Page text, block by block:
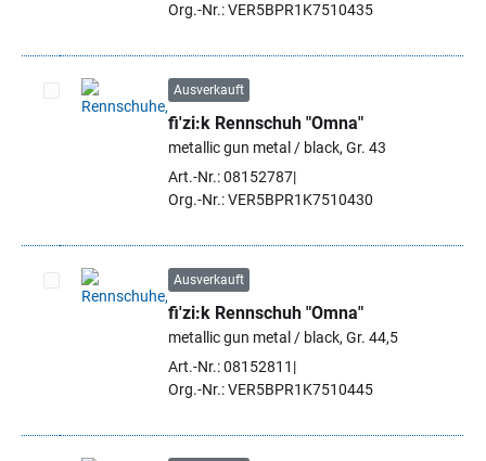
Org.-Nr.: VER5BPR1K7510435
Artikel auswählen
Ausverkauft
fi'zi:k Rennschuh "Omna"
metallic gun metal / black, Gr. 43
Art.-Nr.: 08152787
Org.-Nr.: VER5BPR1K7510430
Artikel auswählen
Ausverkauft
fi'zi:k Rennschuh "Omna"
metallic gun metal / black, Gr. 44,5
Art.-Nr.: 08152811
Org.-Nr.: VER5BPR1K7510445